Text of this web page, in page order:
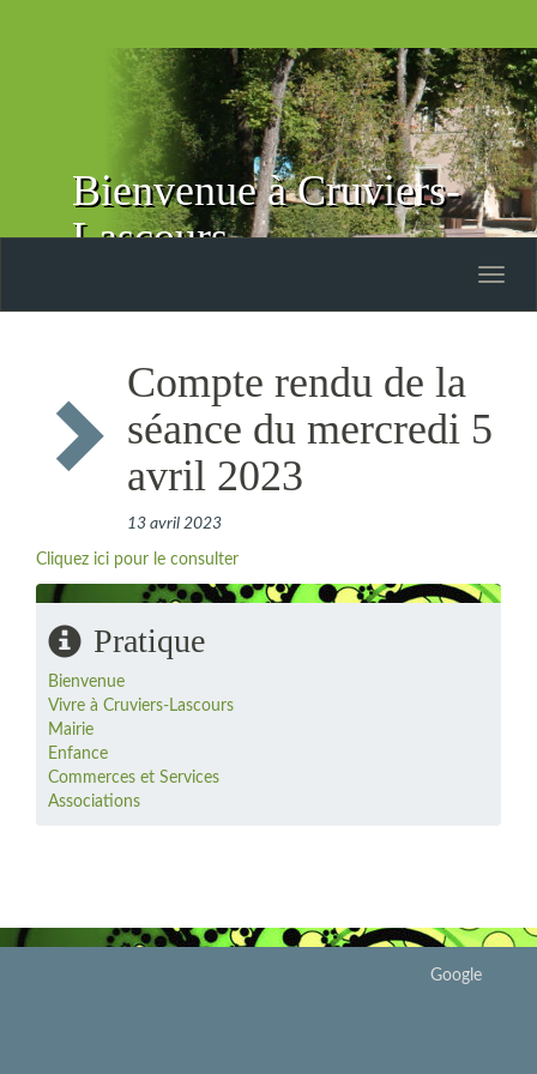
Bienvenue à Cruviers-
Lascours
Toggle
Compte rendu de la
séance du mercredi 5
avril 2023
13 avril 2023
Cliquez ici pour le consulter
Pratique
Bienvenue
Vivre à Cruviers-Lascours
Mairie
Enfance
Commerces et Services
Associations
Google